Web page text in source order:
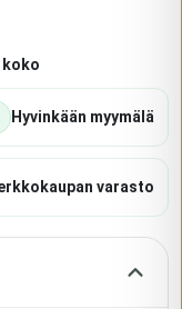
koko
Hyvinkään myymälä
varasto